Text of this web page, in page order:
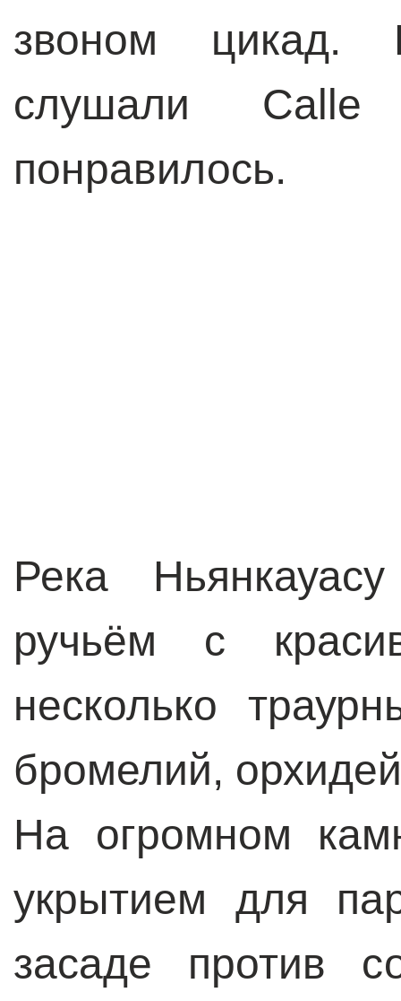
звоном
слушали
понравилось.
Река
ручьём с
несколько
бромелий,
На огромном
укрытием для
засаде против